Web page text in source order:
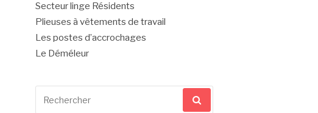
Secteur linge Résidents
Plieuses à vêtements de travail
Les postes d’accrochages
Le Déméleur
pour